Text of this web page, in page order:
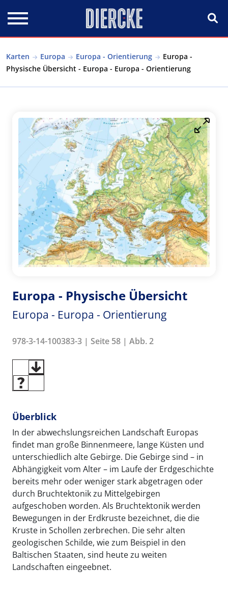
Karten Europa Europa - Orientierung
Europa -
Physische Übersicht - Europa - Europa - Orientierung
Europa - Physische Übersicht
Europa - Europa - Orientierung
978-3-14-100383-3 | Seite 58 | Abb. 2
Überblick
In der abwechslungsreichen Landschaft Europas
findet man große Binnenmeere, lange Küsten und
unterschiedlich alte Gebirge. Die Gebirge sind – in
Abhängigkeit vom Alter – im Laufe der Erdgeschichte
bereits mehr oder weniger stark abgetragen oder
durch Bruchtektonik zu Mittelgebirgen
aufgeschoben worden. Als Bruchtektonik werden
Bewegungen in der Erdkruste bezeichnet, die die
Kruste in Schollen zerbrechen. Die sehr alten
geologischen Schilde, wie zum Beispiel in den
Baltischen Staaten, sind heute zu weiten
Landschaften eingeebnet.